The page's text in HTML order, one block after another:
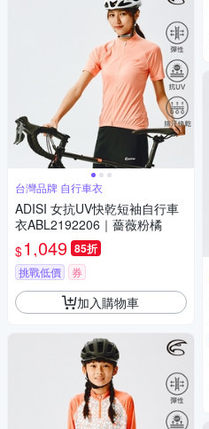
台灣品牌 自行車衣
ADISI 女抗UV快乾短袖自行車
衣ABL2192206｜薔薇粉橘
$1,049 85折
挑戰低價 券
加入購物車